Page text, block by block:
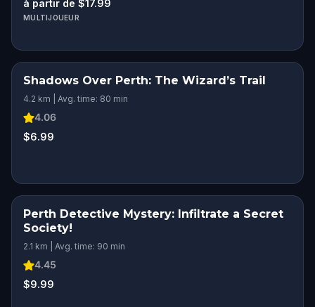
à partir de $17.99
MULTIJOUEUR
Shadows Over Perth: The Wizard’s Trail
4.2 km | Avg. time: 80 min
4.06
$6.99
Perth Detective Mystery: Infiltrate a Secret
Society!
2.1 km | Avg. time: 90 min
4.45
$9.99